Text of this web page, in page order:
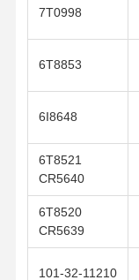
7T0998
6T8853
6I8648
6T8521
CR5640
6T8520
CR5639
101-32-11210